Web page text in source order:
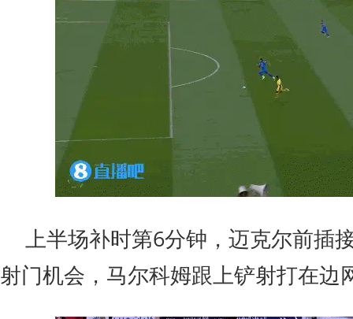
上半场补时第6分钟，迈克尔前插
射门机会，马尔科姆跟上铲射打在边